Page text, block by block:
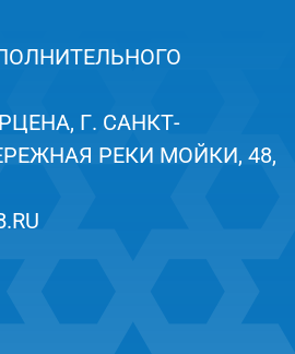
Г. САНКТ-
РЕКИ МОЙКИ, 48,